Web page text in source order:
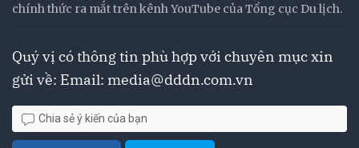
chính thức ra mắt trên kênh YouTube của Tổng cục Du lịch.
Quý vị có thông tin phù hợp với chuyên mục xin
gửi về: Email: media@dddn.com.vn
Chia sẻ ý kiến của bạn